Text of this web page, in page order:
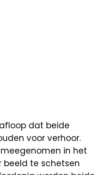
dat beide
voor verhoor.
in het
beeld te schetsen